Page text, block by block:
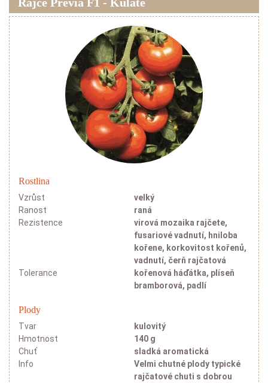
Rostlina
Vzrůst
velký
Ranost
raná
Rezistence
virová mozaika rajčete,
fusariové vadnutí, hniloba
kořene, korkovitost kořenů,
vadnutí, čerň rajčatová
Tolerance
kořenová háďátka, plíseň
bramborová, padlí
Plody
Tvar
kulovitý
Hmotnost
140 g
Chuť
sladká aromatická
Info
Velmi chutné plody typické
rajčatové chuti s dobrou